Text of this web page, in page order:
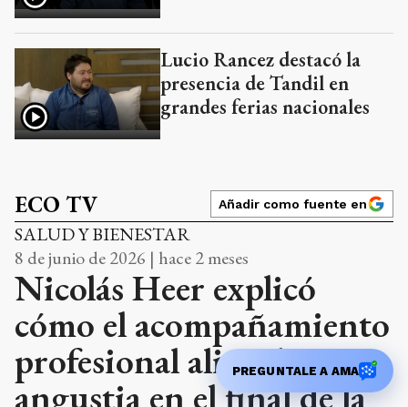
Lucio Rancez destacó la
presencia de Tandil en
grandes ferias nacionales
ECO TV Añadir como fuente en
SALUD Y BIENESTAR
8 de junio de 2026 | hace 2 meses
Nicolás Heer explicó
cómo el acompañamiento
profesional alivia la
angustia en el final de la
PREGUNTALE A AMA